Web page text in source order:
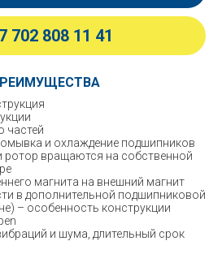
702 808 11 41
частей
и охлаждение подшипников
ротор вращаются на собственной
магнита на внешний магнит
в дополнительной подшипниковой
– особенность конструкции
и шума, длительный срок